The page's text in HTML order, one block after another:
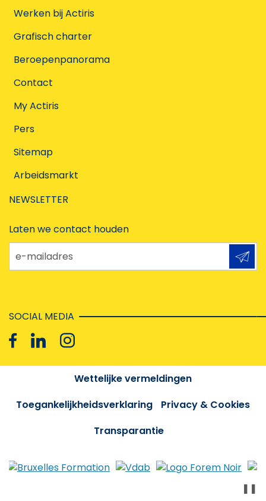
Werken bij Actiris
Grafisch charter
Beroepenpanorama
Contact
My Actiris
Pers
Sitemap
Arbeidsmarkt
NEWSLETTER
Laten we contact houden
e-mailadres
SOCIAL MEDIA
Wettelijke vermeldingen
Toegankelijkheidsverklaring
Privacy & Cookies
Transparantie
❚❚